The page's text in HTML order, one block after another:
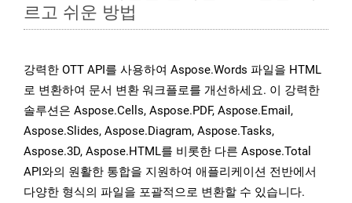
르고 쉬운 방법
강력한 OTT API를 사용하여 Aspose.Words 파일을 HTML
로 변환하여 문서 변환 워크플로를 개선하세요. 이 강력한
솔루션은 Aspose.Cells, Aspose.PDF, Aspose.Email,
Aspose.Slides, Aspose.Diagram, Aspose.Tasks,
Aspose.3D, Aspose.HTML를 비롯한 다른 Aspose.Total
API와의 원활한 통합을 지원하여 애플리케이션 전반에서
다양한 형식의 파일을 포괄적으로 변환할 수 있습니다.